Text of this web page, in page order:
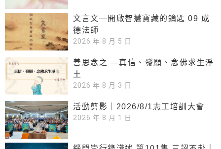
文言文—開啟智慧寶藏的鑰匙 09 成
德法師
2026 年 8 月 5 日
善思念之 —真信、發願、念佛求生淨
土
2026 年 8 月 3 日
活動剪影｜2026/8/1志工培訓大會
2026 年 8 月 1 日